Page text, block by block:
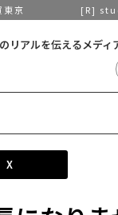
東京 [R]
リアルを伝えるメディ
X